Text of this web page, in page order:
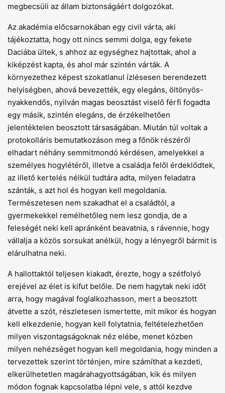
megbecsüli az állam biztonságáért dolgozókat.
Az akadémia előcsarnokában egy civil várta, aki
tájékoztatta, hogy ott nincs semmi dolga, egy fekete
Daciába ültek, s ahhoz az egységhez hajtottak, ahol a
kiképzést kapta, és ahol már szintén várták. A
környezethez képest szokatlanul ízlésesen berendezett
helyiségben, ahová bevezették, egy elegáns, öltönyös-
nyakkendős, nyilván magas beosztást viselő férfi fogadta
egy másik, szintén elegáns, de érzékelhetően
jelentéktelen beosztott társaságában. Miután túl voltak a
protokolláris bemutatkozáson meg a főnök részéről
elhadart néhány semmitmondó kérdésen, amelyekkel a
személyes hogylétéről, illetve a családja felől érdeklődtek,
az illető kertelés nélkül tudtára adta, milyen feladatra
szánták, s azt hol és hogyan kell megoldania.
Természetesen nem szakadhat el a családtól, a
gyermekekkel remélhetőleg nem lesz gondja, de a
feleségét neki kell apránként beavatnia, s rávennie, hogy
vállalja a közös sorsukat anélkül, hogy a lényegről bármit is
elárulhatna neki.
A hallottaktól teljesen kiakadt, érezte, hogy a szétfolyó
erejével az élet is kifut belőle. De nem hagytak neki időt
arra, hogy magával foglalkozhasson, mert a beosztott
átvette a szót, részletesen ismertette, mit mikor és hogyan
kell elkezdenie, hogyan kell folytatnia, feltételezhetően
milyen viszontagságoknak néz elébe, menet közben
milyen nehézséget hogyan kell megoldania, hogy minden a
tervezettek szerint történjen, mire számíthat a kezdeti,
elkerülhetetlen magárahagyottságában, kik és milyen
módon fognak kapcsolatba lépni vele, s attól kezdve